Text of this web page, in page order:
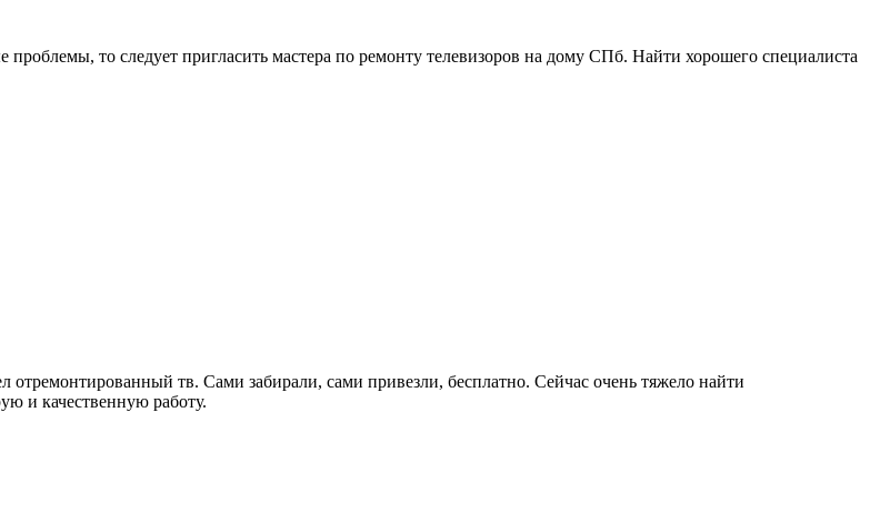
то следует пригласить мастера по ремонту телевизоров на дому СПб. Найти хорошего специалиста
тв. Сами забирали, сами привезли, бесплатно. Сейчас очень тяжело найти
и качественную работу.